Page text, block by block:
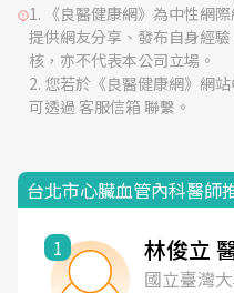
《良醫健康網》為中性網
提供網友分享、發布自身經
核，亦不代表本公司立場。
您若於《良醫健康網》網
可透過 客服信箱 聯繫。
台北市心臟血管內科醫師
1 林俊立
國立臺灣